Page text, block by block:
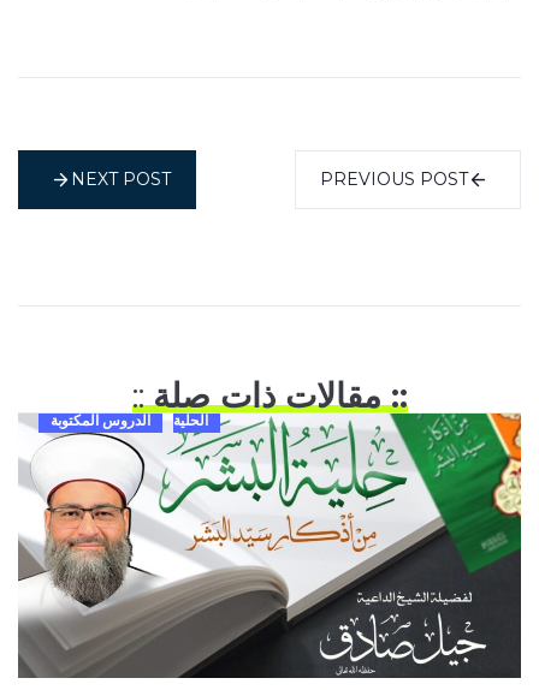
PREVIOUS POST
NEXT POST
:: مقالات ذات صلة::
الحلية الدروس المكتوبة